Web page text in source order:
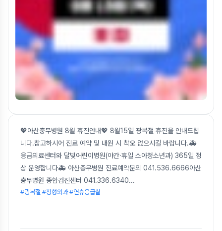
💖아산충무병원 8월 휴진안내💖 8월15일 광복절 휴진을 안내드립
니다.참고하시어 진료 예약 및 내원 시 착오 없으시길 바랍니다.🚑
응급의료센터와 달빛어린이병원(야간·휴일 소아청소년과) 365일 정
상 운영합니다🚑 아산충무병원 진료예약문의 041.536.6666아산
충무병원 종합검진센터 041.336.6340...
#광복절 #정형외과 #연휴응급실